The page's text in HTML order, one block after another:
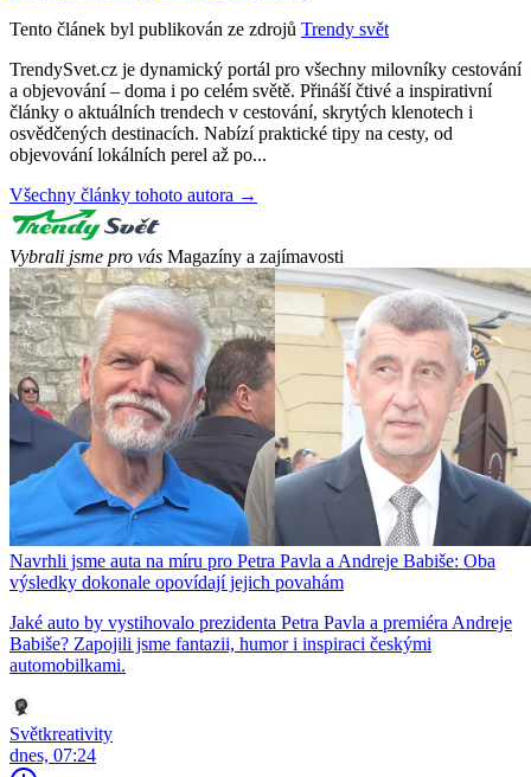
Tento článek byl publikován ze zdrojů Trendy svět
TrendySvet.cz je dynamický portál pro všechny milovníky cestování
a objevování – doma i po celém světě. Přináší čtivé a inspirativní
články o aktuálních trendech v cestování, skrytých klenotech i
osvědčených destinacích. Nabízí praktické tipy na cesty, od
objevování lokálních perel až po...
Všechny články tohoto autora →
Vybrali jsme pro vás Magazíny a zajímavosti
Navrhli jsme auta na míru pro Petra Pavla a Andreje Babiše: Oba
výsledky dokonale opovídají jejich povahám
Jaké auto by vystihovalo prezidenta Petra Pavla a premiéra Andreje
Babiše? Zapojili jsme fantazii, humor i inspiraci českými
automobilkami.
Světkreativity
dnes, 07:24